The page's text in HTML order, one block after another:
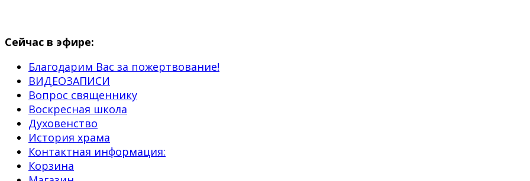
Сейчас в эфире:
Благодарим Вас за пожертвование!
ВИДЕОЗАПИСИ
Вопрос священнику
Воскресная школа
Духовенство
История храма
Контактная информация:
Корзина